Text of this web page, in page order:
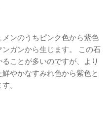
ンのうちピンク色から紫色
ガンから生じます。 この石
ことが多いのですが、より
やかなすみれ色から紫色と
。